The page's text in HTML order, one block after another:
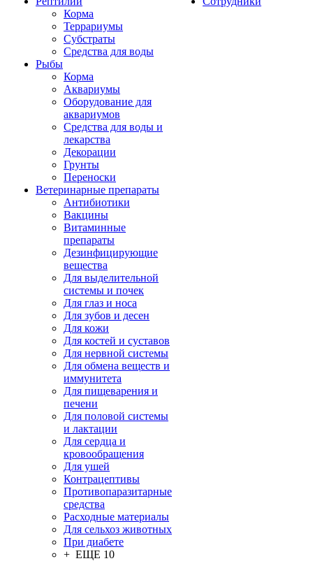
Корма
Террариумы
Субстраты
Средства для воды
Рыбы
Корма
Аквариумы
Оборудование для
аквариумов
Средства для воды и
лекарства
Декорации
Грунты
Переноски
Ветеринарные препараты
Антибиотики
Вакцины
Витаминные
препараты
Дезинфицирующие
вещества
Для выделительной
системы и почек
Для глаз и носа
Для зубов и десен
Для кожи
Для костей и суставов
Для нервной системы
Для обмена веществ и
иммунитета
Для пищеварения и
печени
Для половой системы
и лактации
Для сердца и
кровообращения
Для ушей
Контрацептивы
Противопаразитарные
средства
Расходные материалы
Для сельхоз животных
При диабете
+ ЕЩЕ 10